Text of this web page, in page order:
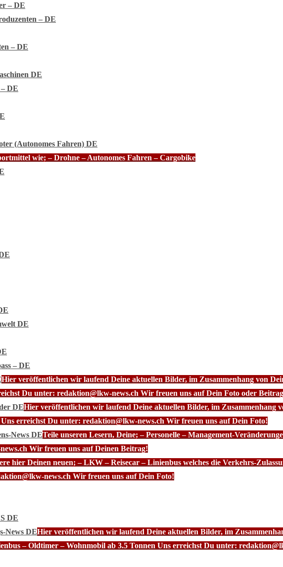
– DE
– DE
– DE
DE
DE
(Autonomes Fahren) DE
wie; – Drohne – Autonomes Fahren – Cargobike
DE
– DE
Hier veröffentlichen wir laufend Deine aktuellen Bilder, im Zusammenhang von
Du unter: redaktion@lkw-news.ch Wir freuen uns auf Dein Foto oder
DEHier veröffentlichen wir laufend Deine aktuellen Bilder, im
erreichst Du unter: redaktion@lkw-news.ch Wir freuen uns auf Dein Foto!
News DETeile unseren Lesern, Deine; – Personelle – Management-
Wir freuen uns auf Deinen Beitrag!
hier Deinen neuen; – LKW – Reisecar – Linienbus welches die Verkehrs-
news.ch Wir freuen uns auf Dein Foto!
DE
News DEHier veröffentlichen wir laufend Deine aktuellen Bilder, im
– Oldtimer – Wohnmobil ab 3.5 Tonnen Uns erreichst Du unter: